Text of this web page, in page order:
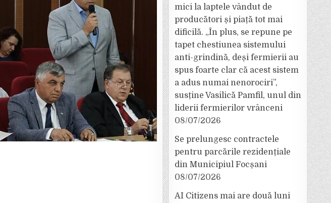
mici la laptele vândut de
producători și piață tot mai
dificilă. „În plus, se repune pe
tapet chestiunea sistemului
anti-grindină, deși fermierii au
spus foarte clar că acest sistem
a adus numai nenorociri”,
susține Vasilică Pamfil, unul din
liderii fermierilor vrânceni
08/07/2026
Se prelungesc contractele
pentru parcările rezidențiale
din Municipiul Focșani
08/07/2026
AI Citizens mai are două luni